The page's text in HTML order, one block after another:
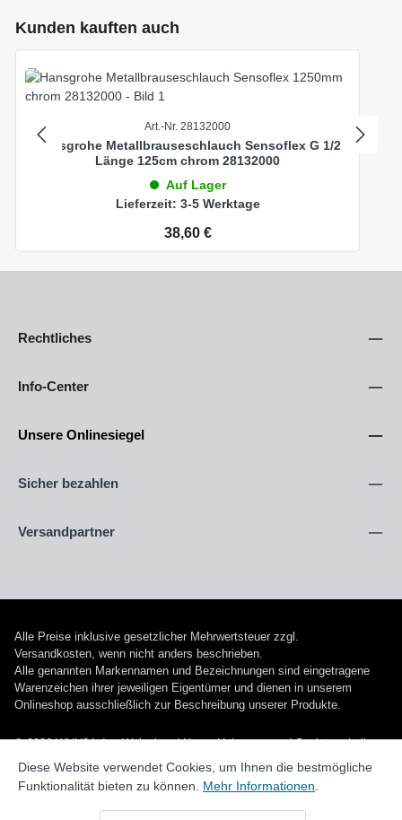
Produktgalerie überspringen
Kunden kauften auch
Art.-Nr. 28132000
Hansgrohe Metallbrauseschlauch Sensoflex G 1/2
Länge 125cm chrom 28132000
Auf Lager
Lieferzeit: 3-5 Werktage
Regulärer Preis:
38,60 €
Rechtliches
Info-Center
Unsere Onlinesiegel
Sicher bezahlen
Versandpartner
Alle Preise inklusive gesetzlicher Mehrwertsteuer zzgl.
Versandkosten, wenn nicht anders beschrieben.
Alle genannten Markennamen und Bezeichnungen sind eingetragene
Warenzeichen ihrer jeweiligen Eigentümer und dienen in unserem
Onlineshop ausschließlich zur Beschreibung unserer Produkte.
© 2026 WUH24.de - Weigel und Unger Heizungs- und Sanitärtechnik
GmbH
Diese Website verwendet Cookies, um Ihnen die bestmögliche
Funktionalität bieten zu können. Mehr Informationen